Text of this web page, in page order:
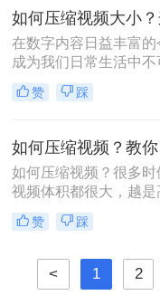
大小呢？本文将为您提
缩方法，帮助您轻松管
提升用户体验。
在数字内容日益丰富
成为我们日常生活中
分。然而，高清和超高
质往往伴随着庞大的文
为了更高效地管理和使
学会如何压缩视频大小
要。本文将为您介绍
频大小的方法，帮助您
问题。
赞 踩
如何压缩视频？很多
视频体积都很大，越是
体积就越大的，但是有
制作一些视频素材，太
为有没有什么办法可以
呢？当然是有的啦，
赞 踩
< 1 2